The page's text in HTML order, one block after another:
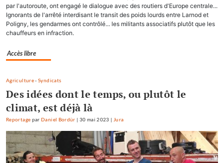
par l'autoroute, ont engagé le dialogue avec des routiers d'Europe centrale...
Ignorants de l'arrêté interdisant le transit des poids lourds entre Larnod et
Poligny, les gendarmes ont contrôlé... les militants associatifs plutôt que les
chauffeurs en infraction.
Accès libre
Agriculture-Syndicats
Des idées dont le temps, ou plutôt le
climat, est déjà là
Reportage parDaniel Bordür | 30 mai 2023 | Jura